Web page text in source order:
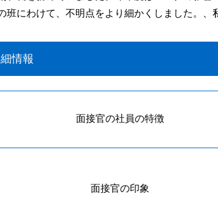
班にわけて、不明点をより細かくしました。、
情報
面接官の社員の特徴
面接官の印象